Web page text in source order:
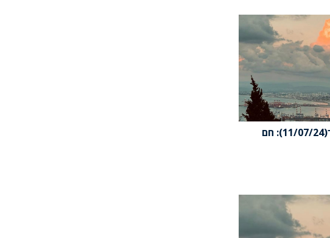
תחזית מזג האוויר(11/07/24): חם